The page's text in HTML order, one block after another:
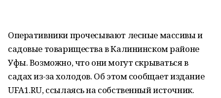
Оперативники прочесывают лесные массивы и
садовые товарищества в Калининском районе
Уфы. Возможно, что они могут скрываться в
садах из-за холодов. Об этом сообщает издание
UFA1.RU, ссылаясь на собственный источник.